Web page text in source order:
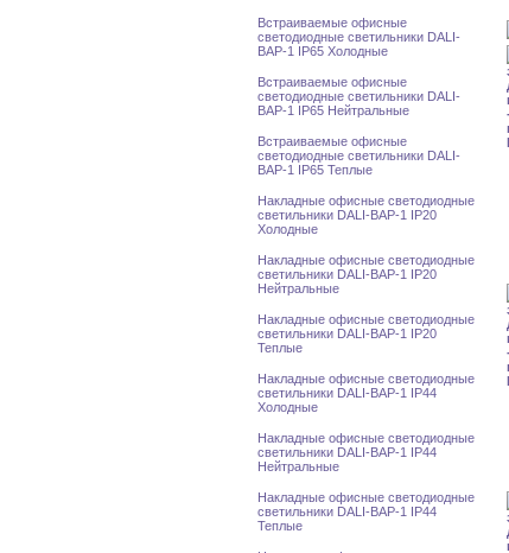
Встраиваемые офисные
светодиодные светильники DALI-
BAP-1 IP65 Холодные
Встраиваемые офисные
светодиодные светильники DALI-
BAP-1 IP65 Нейтральные
Встраиваемые офисные
светодиодные светильники DALI-
BAP-1 IP65 Теплые
Накладные офисные светодиодные
светильники DALI-BAP-1 IP20
Холодные
Накладные офисные светодиодные
светильники DALI-BAP-1 IP20
Нейтральные
Накладные офисные светодиодные
светильники DALI-BAP-1 IP20
Теплые
Накладные офисные светодиодные
светильники DALI-BAP-1 IP44
Холодные
Накладные офисные светодиодные
светильники DALI-BAP-1 IP44
Нейтральные
Накладные офисные светодиодные
светильники DALI-BAP-1 IP44
Теплые